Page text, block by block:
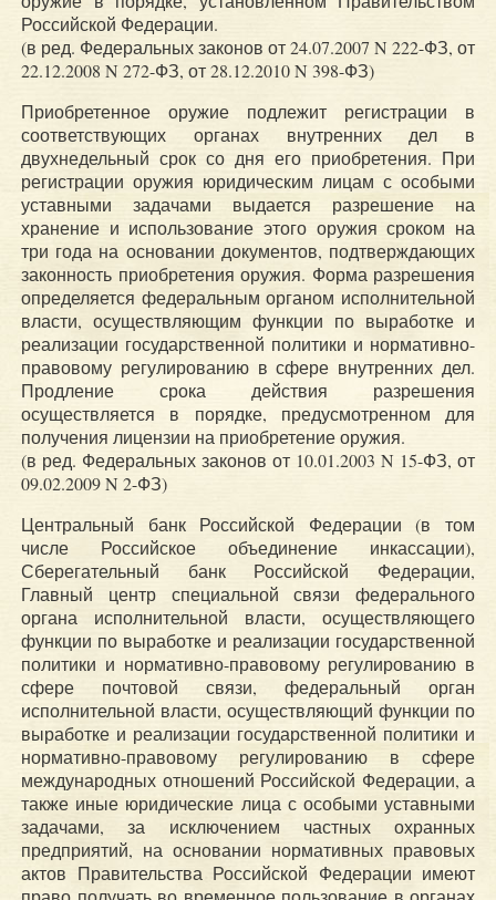
Российской Федерации.
(в ред. Федеральных законов от 24.07.2007 N 222-ФЗ, от
22.12.2008 N 272-ФЗ, от 28.12.2010 N 398-ФЗ)
Приобретенное оружие подлежит регистрации в
соответствующих органах внутренних дел в
двухнедельный срок со дня его приобретения. При
регистрации оружия юридическим лицам с особыми
уставными задачами выдается разрешение на
хранение и использование этого оружия сроком на
три года на основании документов, подтверждающих
законность приобретения оружия. Форма разрешения
определяется федеральным органом исполнительной
власти, осуществляющим функции по выработке и
реализации государственной политики и нормативно-
правовому регулированию в сфере внутренних дел.
Продление срока действия разрешения
осуществляется в порядке, предусмотренном для
получения лицензии на приобретение оружия.
(в ред. Федеральных законов от 10.01.2003 N 15-ФЗ, от
09.02.2009 N 2-ФЗ)
Центральный банк Российской Федерации (в том
числе Российское объединение инкассации),
Сберегательный банк Российской Федерации,
Главный центр специальной связи федерального
органа исполнительной власти, осуществляющего
функции по выработке и реализации государственной
политики и нормативно-правовому регулированию в
сфере почтовой связи, федеральный орган
исполнительной власти, осуществляющий функции по
выработке и реализации государственной политики и
нормативно-правовому регулированию в сфере
международных отношений Российской Федерации, а
также иные юридические лица с особыми уставными
задачами, за исключением частных охранных
предприятий, на основании нормативных правовых
актов Правительства Российской Федерации имеют